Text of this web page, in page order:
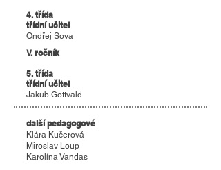
4. třída
třídní učitel
Ondřej Sova
V. ročník
5. třída
třídní učitel
Jakub Gottvald
další pedagogové
Klára Kučerová
Miroslav Loup
Karolína Vandas